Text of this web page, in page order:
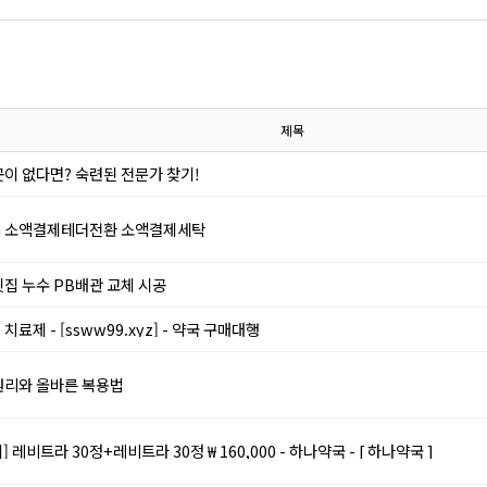
제목
없다면? 숙련된 전문가 찾기!
액결제테더전환 소액결제세탁
누수 PB배관 교체 시공
치료제 - [ssww99.xyz] - 약국 구매대행
와 올바른 복용법
레비트라 30정+레비트라 30정 ₩ 160,000 - 하나약국 - [ 하나약국 ]